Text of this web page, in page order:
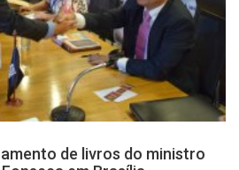
de livros do ministro